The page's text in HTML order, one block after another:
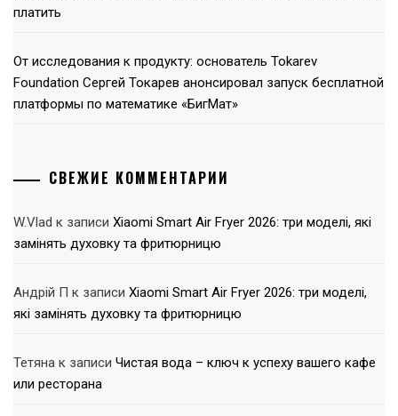
платить
От исследования к продукту: основатель Tokarev
Foundation Сергей Токарев анонсировал запуск бесплатной
платформы по математике «БигМат»
СВЕЖИЕ КОММЕНТАРИИ
W.Vlad к записи Xiaomi Smart Air Fryer 2026: три моделі, які
замінять духовку та фритюрницю
Андрій П к записи Xiaomi Smart Air Fryer 2026: три моделі,
які замінять духовку та фритюрницю
Тетяна к записи Чистая вода – ключ к успеху вашего кафе
или ресторана